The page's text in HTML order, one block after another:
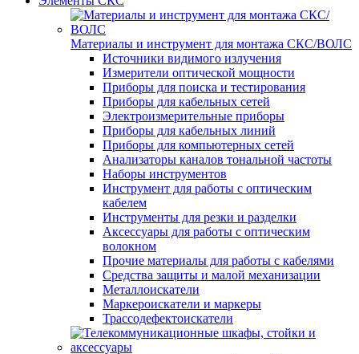
Материалы и инструмент для монтажа СКС/ВОЛС
Источники видимого излучения
Измерители оптической мощности
Приборы для поиска и тестирования
Приборы для кабельных сетей
Электроизмерительные приборы
Приборы для кабельных линий
Приборы для компьютерных сетей
Анализаторы каналов тональной частоты
Наборы инструментов
Инструмент для работы с оптическим
кабелем
Инструменты для резки и разделки
Аксессуары для работы с оптическим
волокном
Прочие материалы для работы с кабелями
Средства защиты и малой механизации
Металлоискатели
Маркероискатели и маркеры
Трассодефектоискатели